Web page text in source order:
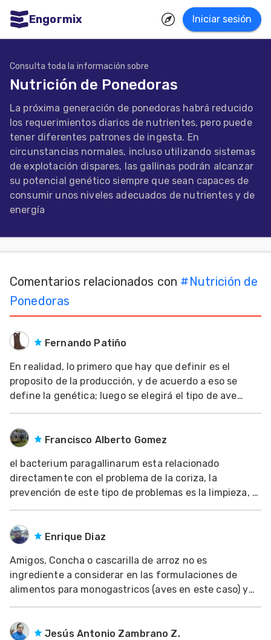
Engormix Iniciar sesión
Agricultura
Balanceados
Piensos
Avicultura
Ganadería
Mascotas
Consulta toda la información sobre
Nutrición de Ponedoras
La próxima generación de ponedoras habrá reducido
los requerimientos diarios de nutrientes, pero puede
tener diferentes patrones de ingesta. En
circunstancias normales, incluso utilizando sistemas
de explotación dispares, las gallinas podrán alcanzar
su potencial genético siempre que sean capaces de
consumir unos niveles adecuados de nutrientes y de
energía
Comentarios relacionados con #Nutrición de
Ponedoras
Fernando Patiño
En realidad, lo primero que hay que definir es el
proposito de la producción, y de acuerdo a eso se
define la genética; luego se elegirá el tipo de ave
segun la preferencia del producto final por el
indicadas son las gallinas tipo Leghorn; éstas
Francisco Alberto Gomez
el bacterium paragallinarum esta relacionado
directamente con el problema de la coriza, la
prevención de este tipo de problemas es la limpieza, el
control de trafico de materiales dentro de una
Enrique Diaz
Amigos, Concha o cascarilla de arroz no es
ingrediente a considerar en las formulaciones de
alimentos para monogastricos (aves en este caso) y
explico el porque. Este material contiene un alto
ende su inclusion en alimentos balanceados par
Jesús Antonio Zambrano Z.